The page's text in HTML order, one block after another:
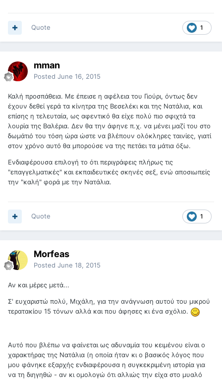
1
Quote
mman
Posted June 16, 2015
Καλή προσπάθεια. Με έπεισε η αφέλεια του Γιούρι, όντως δεν
έχουν δεθεί γερά τα κίνητρα της Βεσελέκι και της Νατάλια, και
επίσης η τελευταία, ως αφεντικό θα είχε πολύ πιο σφιχτά τα
λουρία της Βαλέρια. Δεν θα την άφηνε π.χ. να μένει μαζί του στο
δωμάτιό του τόση ώρα ώστε να βλέπουν ολόκληρες ταινίες, γιατί
στον χρόνο αυτό θα μπορούσε να της πετάει τα μάτια όξω.
Ενδιαφέρουσα επιλογή το ότι περιγράφεις πλήρως τις
"επαγγελματικές" και εκπαιδευτικές σκηνές σεξ, ενώ αποσιωπείς
την "καλή" φορά με την Νατάλια.
1
Quote
Morfeas
Posted June 18, 2015
Αν και μέρες μετά...
Σ' ευχαριστώ πολύ, Μιχάλη, για την ανάγνωση αυτού του μικρού
τερατακίου 15 τόνων αλλά και που άφησες κι ένα σχόλιο.
Αυτό που βλέπω να φαίνεται ως αδυναμία του κειμένου είναι ο
χαρακτήρας της Νατάλια (η οποία ήταν κι ο βασικός λόγος που
μου φάνηκε εξαρχής ενδιαφέρουσα η συγκεκριμένη ιστορία για
να τη διηγηθώ - αν κι ομολογώ ότι αλλιώς την είχα στο μυαλό